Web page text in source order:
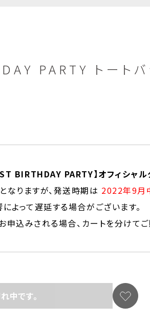
PARTY トートバ
BIRTHDAY PARTY】オフィシャル
りますが、発送時期は 2022年9月
よって遅延する場合がございます。
申込みされる場合、カートを分けてご
中です。